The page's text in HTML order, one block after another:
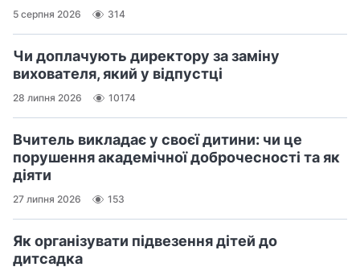
5 серпня 2026 314
Чи доплачують директору за заміну
вихователя, який у відпустці
28 липня 2026 10174
Вчитель викладає у своєї дитини: чи це
порушення академічної доброчесності та як
діяти
27 липня 2026 153
Як організувати підвезення дітей до
дитсадка